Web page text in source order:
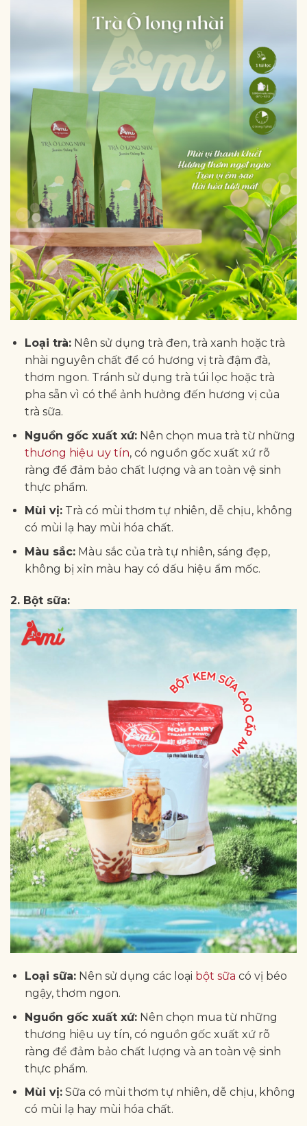
Loại trà:Nên sử dụng trà đen, trà xanh hoặc trà
nhài nguyên chất để có hương vị trà đậm đà,
thơm ngon. Tránh sử dụng trà túi lọc hoặc trà
pha sẵn vì có thể ảnh hưởng đến hương vị của
trà sữa.
Nguồn gốc xuất xứ:Nên chọn mua trà từ những
thương hiệu uy tín, có nguồn gốc xuất xứ rõ
ràng để đảm bảo chất lượng và an toàn vệ sinh
thực phẩm.
Mùi vị:Trà có mùi thơm tự nhiên, dễ chịu, không
có mùi lạ hay mùi hóa chất.
Màu sắc:Màu sắc của trà tự nhiên, sáng đẹp,
không bị xỉn màu hay có dấu hiệu ẩm mốc.
2. Bột sữa:
Loại sữa:Nên sử dụng các loại bột sữa có vị béo
ngậy, thơm ngon.
Nguồn gốc xuất xứ:Nên chọn mua từ những
thương hiệu uy tín, có nguồn gốc xuất xứ rõ
ràng để đảm bảo chất lượng và an toàn vệ sinh
thực phẩm.
Mùi vị:Sữa có mùi thơm tự nhiên, dễ chịu, không
có mùi lạ hay mùi hóa chất.